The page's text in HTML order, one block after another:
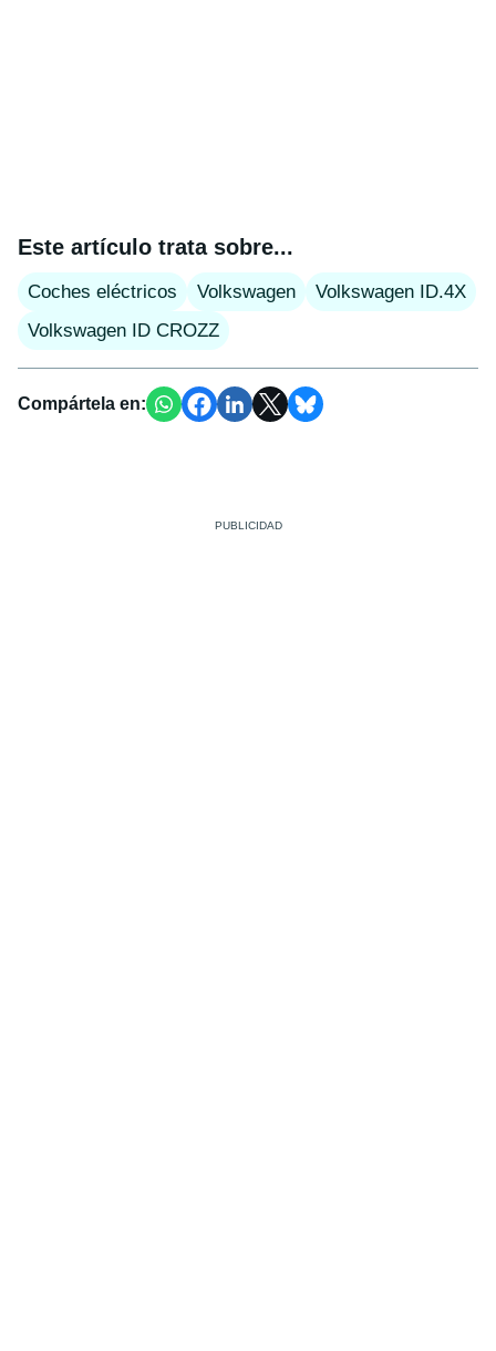
Este artículo trata sobre...
Coches eléctricos Volkswagen
Volkswagen ID.4X
Volkswagen ID CROZZ
Compártela en: